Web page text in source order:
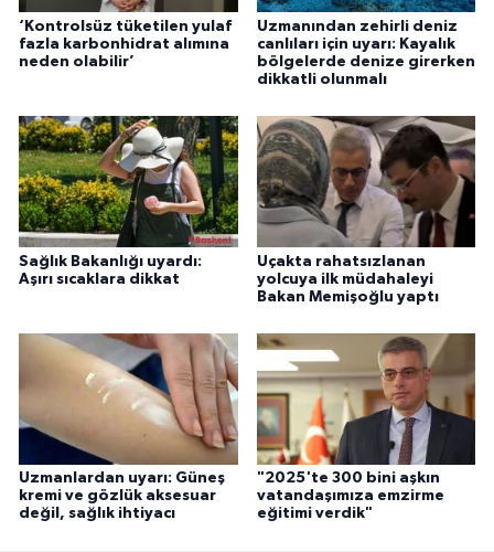
‘Kontrolsüz tüketilen yulaf
fazla karbonhidrat alımına
neden olabilir’
Uzmanından zehirli deniz
canlıları için uyarı: Kayalık
bölgelerde denize girerken
dikkatli olunmalı
Sağlık Bakanlığı uyardı:
Aşırı sıcaklara dikkat
Uçakta rahatsızlanan
yolcuya ilk müdahaleyi
Bakan Memişoğlu yaptı
Uzmanlardan uyarı: Güneş
kremi ve gözlük aksesuar
değil, sağlık ihtiyacı
"2025'te 300 bini aşkın
vatandaşımıza emzirme
eğitimi verdik"